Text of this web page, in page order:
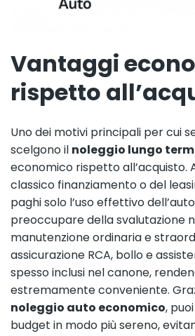
Vantaggi
rispetto
Uno dei motivi principali per cui
scelgono il noleggio lungo
economico rispetto all’acquisto.
classico finanziamento o del
paghi solo l’uso effettivo
preoccupare della svalutazione
manutenzione ordinaria e
assicurazione RCA, bollo e
spesso inclusi nel canone,
estremamente conveniente.
noleggio auto economico,
budget in modo più sereno,